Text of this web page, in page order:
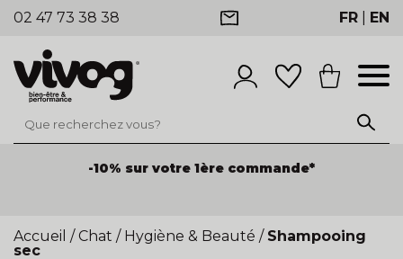
02 47 73 38 38 FR EN
-10% sur votre 1ère commande*
Accueil / Chat / Hygiène & Beauté / Shampooing
sec